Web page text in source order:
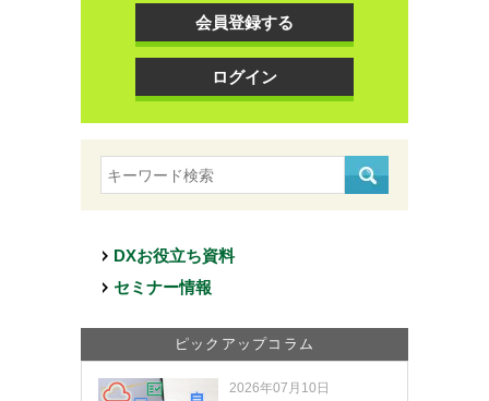
会員登録する
ログイン
DXお役立ち資料
セミナー情報
ピックアップコラム
2026年07月10日